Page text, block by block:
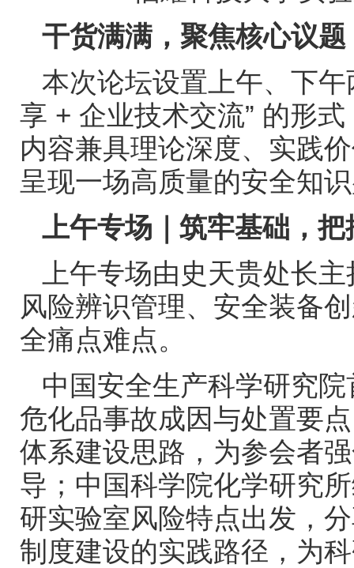
干货满满，聚焦核心议题
本次论坛设置上午、下
享 + 企业技术交流” 的形式
内容兼具理论深度、实践
呈现一场高质量的安全知
上午专场｜筑牢基础，
上午专场由史天贵处长
风险辨识管理、安全装备
全痛点难点。
中国安全生产科学研究
危化品事故成因与处置要
体系建设思路，为参会者
导；中国科学院化学研究
研实验室风险特点出发，
制度建设的实践路径，为